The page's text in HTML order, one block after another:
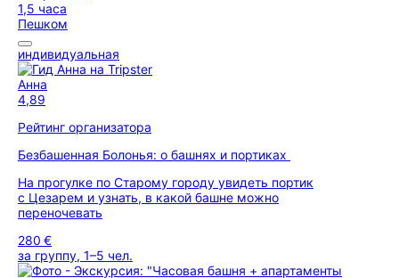
1,5 часа
Пешком
индивидуальная
Анна
4,89
Рейтинг организатора
Безбашенная Болонья: о башнях и портиках
На прогулке по Старому городу увидеть портик
с Цезарем и узнать, в какой башне можно
переночевать
280 €
за группу, 1–5 чел.